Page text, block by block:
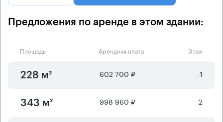
Предложения по аренде в этом здании:
Площадь Арендная плата Этаж
228 м² 602 700 ₽ -1
343 м² 998 960 ₽ 2